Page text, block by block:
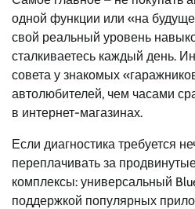
одной функции или «на
свой реальный уровень
сталкиваетесь каждый день.
совета у знакомых
автолюбителей, чем часами
в интернет-магазинах.
Если диагностика требуется
переплачивать за
комплексы: универсальный
поддержкой популярных